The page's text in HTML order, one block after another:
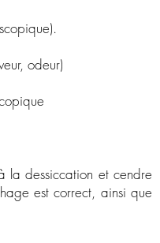
odeur)
dessiccation et cendre
est correct, ainsi que